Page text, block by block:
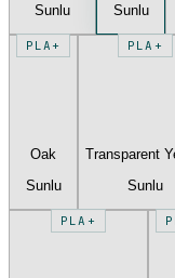
Sunlu
Sunlu
PLA+
Oak
Sunlu
PLA+
Transparent
Sunlu
PLA+